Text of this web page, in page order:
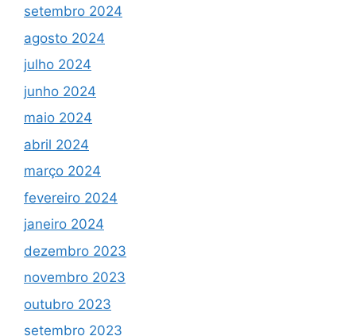
setembro 2024
agosto 2024
julho 2024
junho 2024
maio 2024
abril 2024
março 2024
fevereiro 2024
janeiro 2024
dezembro 2023
novembro 2023
outubro 2023
setembro 2023